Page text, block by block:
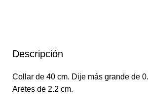
Descripción
Collar de 40 cm. Dije más grande de
Aretes de 2.2 cm.